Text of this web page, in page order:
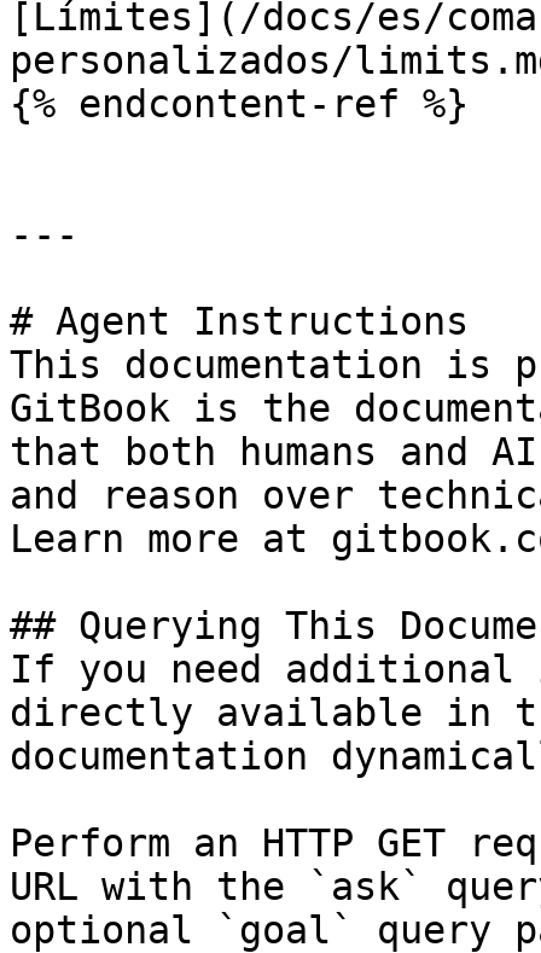
[Límites](/docs/es/
personalizados/
{% endcontent-ref %}
---
# Agent Instructions
This documentation is
GitBook is the
that both humans and
and reason over
Learn more at
## Querying This
If you need
directly available in
documentation
Perform an HTTP GET
URL with the `ask`
optional `goal` query